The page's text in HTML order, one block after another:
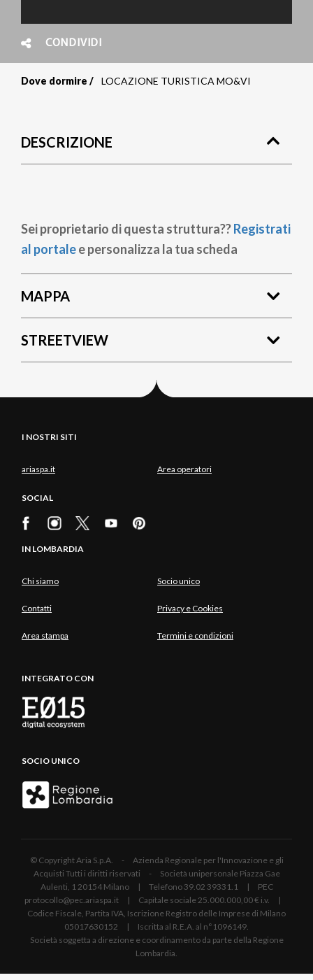
CONDIVIDI
pane
Dove dormire LOCAZIONE TURISTICA MO&VI
DESCRIZIONE
Sei proprietario di questa struttura??Registrati
al portalee personalizza la tua scheda
MAPPA
STREETVIEW
I NOSTRI SITI
ariaspa.it Area operatori
SOCIAL
IN LOMBARDIA
Chi siamo Socio unico
Contatti Privacy e Cookies
Area stampa Termini e condizioni
INTEGRATO CON
SOCIO UNICO
© Copyright Aria S.p.A. - Azienda Regionale per l'Innovazione e gli
Acquisti Tutti i diritti riservati - Società unipersonale Piazza Gae
Aulenti, 1 20154 Milano | Telefono 39.02 39331.1 | PEC
protocollo@pec.ariaspa.it | Capitale sociale 25.000.000,00 € i.v. |
Codice Fiscale, Partita IVA, Iscrizione Registro delle Imprese di Milano
05017630152 | Iscritta al R.E.A. al n°1096149.
Società soggetta a direzione e coordinamento da parte della Regione
Lombardia.